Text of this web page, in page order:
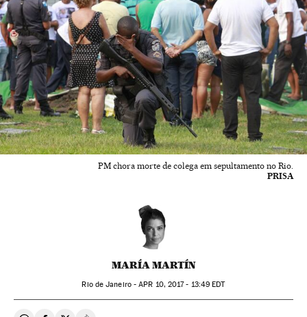
PM chora morte de colega em sepultamento no Rio.
PRISA
MARÍA MARTÍN
Rio de Janeiro -APR 10, 2017 - 13:49 EDT